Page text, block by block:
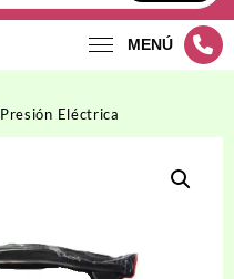
MENÚ
Eléctrica